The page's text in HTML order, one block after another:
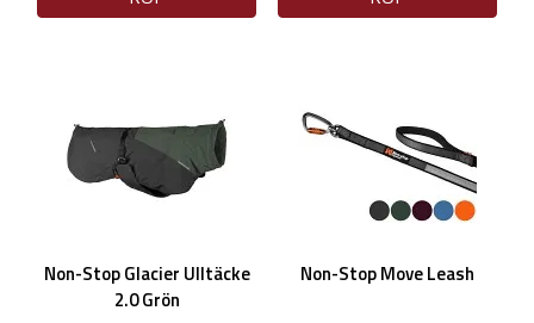
Non-Stop Glacier Ulltäcke
2.0 Grön
Non-Stop Move Leash